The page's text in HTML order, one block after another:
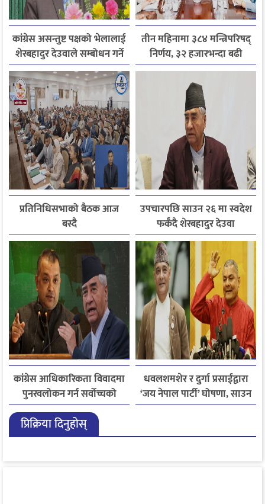
कांग्रेस असन्तुष्ट पक्षको भेलालाई
शेरबहादुर देउवाले सम्बोधन गर्ने
तीन महिनामा ३८४ मन्त्रिपरिषद्
निर्णय, ३२ हजारभन्दा बढी
गुनासो फर्छ्योट
प्रतिनिधिसभाको बैठक आज
बस्दै
उपचारपछि साउन २६ मा स्वदेश
फर्कँदै शेरबहादुर देउवा
कांग्रेस आधिकारिकता विवादमा
पुनरवलोकन गर्न सर्वोच्चको
अनुमति
धवलशमशेर र दुर्गा प्रसाईंद्वारा
‘जय नेपाल पार्टी’ घोषणा, साउन
२८ मा आयोगमा दर्ता गर्ने तयारी
प्रिक्रिया दिनुहोस्